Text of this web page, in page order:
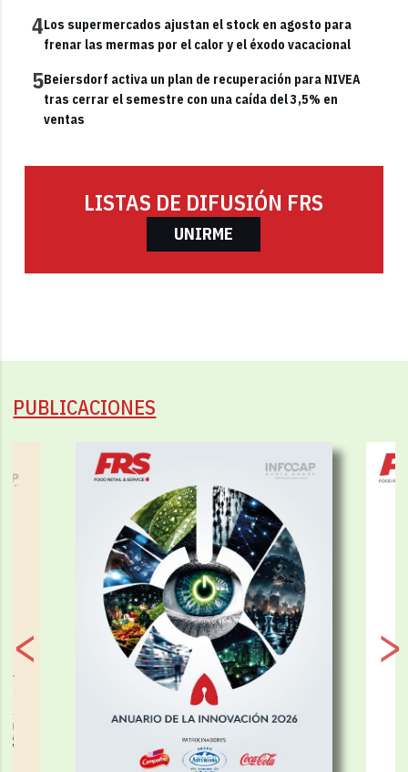
4Los supermercados ajustan el stock en agosto para
frenar las mermas por el calor y el éxodo vacacional
5Beiersdorf activa un plan de recuperación para NIVEA
tras cerrar el semestre con una caída del 3,5% en
ventas
LISTAS DE DIFUSIÓN FRS
UNIRME
PUBLICACIONES